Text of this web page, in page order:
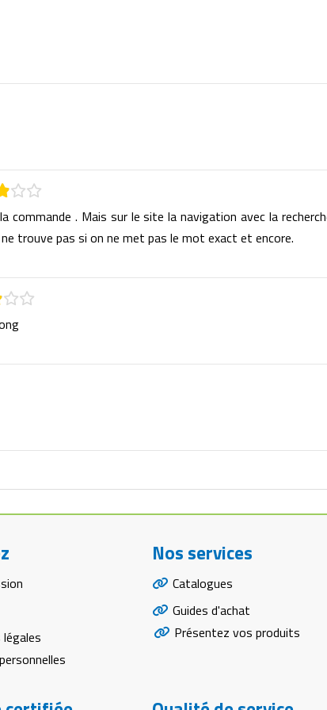
commande . Mais sur le site la navigation avec la
trouve pas si on ne met pas le mot exact et encore.
Nos services
Catalogues
Guides d'achat
Présentez vos produits